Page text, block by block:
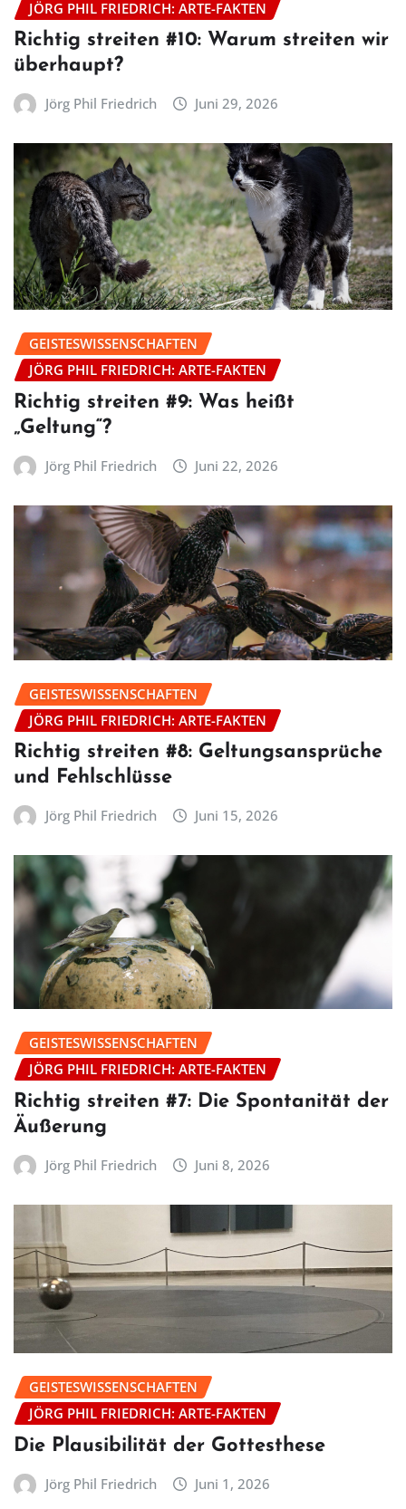
JÖRG PHIL FRIEDRICH: ARTE-FAKTEN
Richtig streiten #10: Warum streiten wir
überhaupt?
Jörg Phil Friedrich Juni 29, 2026
GEISTESWISSENSCHAFTEN
JÖRG PHIL FRIEDRICH: ARTE-FAKTEN
Richtig streiten #9: Was heißt
„Geltung“?
Jörg Phil Friedrich Juni 22, 2026
GEISTESWISSENSCHAFTEN
JÖRG PHIL FRIEDRICH: ARTE-FAKTEN
Richtig streiten #8: Geltungsansprüche
und Fehlschlüsse
Jörg Phil Friedrich Juni 15, 2026
GEISTESWISSENSCHAFTEN
JÖRG PHIL FRIEDRICH: ARTE-FAKTEN
Richtig streiten #7: Die Spontanität der
Äußerung
Jörg Phil Friedrich Juni 8, 2026
GEISTESWISSENSCHAFTEN
JÖRG PHIL FRIEDRICH: ARTE-FAKTEN
Die Plausibilität der Gottesthese
Jörg Phil Friedrich Juni 1, 2026